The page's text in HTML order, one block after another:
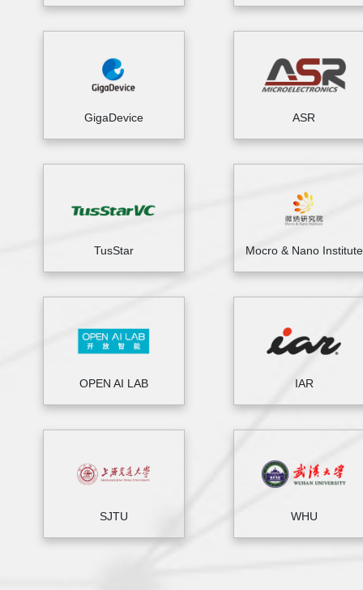
GigaDevice ASR
TusStar Mocro & Nano Institute
OPEN AI LAB IAR
SJTU WHU